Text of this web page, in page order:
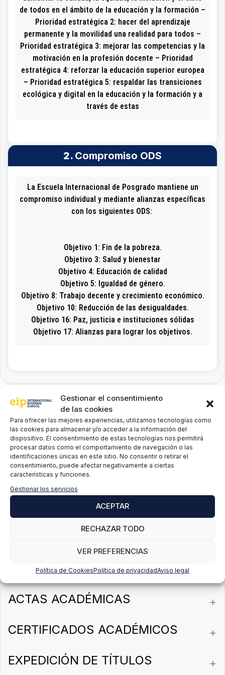
Gestionar el consentimiento
de las cookies
Para ofrecer las mejores experiencias, utilizamos tecnologías como
las cookies para almacenar y/o acceder a la información del
dispositivo. El consentimiento de estas tecnologías nos permitirá
procesar datos como el comportamiento de navegación o las
identificaciones únicas en este sitio. No consentir o retirar el
consentimiento, puede afectar negativamente a ciertas
características y funciones.
Gestionar los servicios
ACEPTAR
RECHAZAR TODO
VER PREFERENCIAS
Política de CookiesPolítica de privacidadAviso legal
de todos en el ámbito de la educación y la formación –
Prioridad estratégica 2: hacer del aprendizaje
permanente y la movilidad una realidad para todos –
Prioridad estratégica 3: mejorar las competencias y la
motivación en la profesión docente – Prioridad
estratégica 4: reforzar la educación superior europea
– Prioridad estratégica 5: respaldar las transiciones
ecológica y digital en la educación y la formación y a
través de estas
2. Compromiso ODS
La Escuela Internacional de Posgrado mantiene un
compromiso individual y mediante alianzas específicas
con los siguientes ODS:
Objetivo 1: Fin de la pobreza.
Objetivo 3: Salud y bienestar
Objetivo 4: Educación de calidad
Objetivo 5: Igualdad de género.
Objetivo 8: Trabajo decente y crecimiento económico.
Objetivo 10: Reducción de las desigualdades.
Objetivo 16: Paz, justicia e instituciones sólidas
Objetivo 17: Alianzas para lograr los objetivos.
Procedimientos
ADMISIÓN
MATRICULACIÓN
GESTIÓN DE EXPEDIENTES
ACTAS ACADÉMICAS
CERTIFICADOS ACADÉMICOS
EXPEDICIÓN DE TÍTULOS